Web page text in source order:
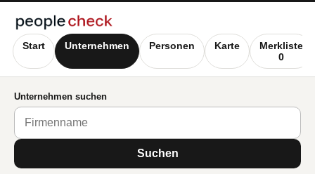
Start Unternehmen Personen Karte
Merkliste
0
Unternehmen suchen
Suchen